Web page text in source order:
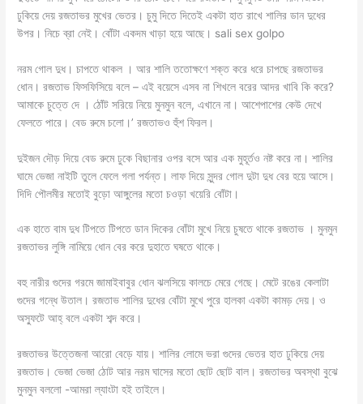
ঢুকিয়ে দেয় রজতাভর মুখের ভেতর। চুমু দিতে দিতেই একটা হাত রাখে শালির ডান দুধের
উপর। নিচে ব্রা নেই। বোঁটা একদম খাড়া হয়ে আছে। sali sex golpo
নরম গোল দুধ। চাপতে থাকল । আর শালি ততোক্ষণে শক্ত করে ধরে চাপছে রজতাভর
ধোন। রজতাভ ফিসফিসিয়ে বলে – এই বয়েসে এসব না শিখলে বরের আদর খাবি কি করে?
আমাকে চুত্তে দে । ঠোঁট সরিয়ে নিয়ে মুনমুন বলে, এখানে না। আশেপাশের কেউ দেখে
ফেলতে পারে। বেড রুমে চলো।’ রজতাভও হুঁশ ফিরল।
দুইজন দৌড় দিয়ে বেড রুমে ঢুকে বিছানার ওপর বসে আর এক মুহূর্তও নষ্ট করে না। শালির
ঘামে ভেজা নাইটি তুলে ফেলে গলা পর্যন্ত। লাফ দিয়ে সুন্দর গোল দুটা দুধ বের হয়ে আসে।
দিদি পৌলমীর মতোই বুড়ো আঙ্গুলের মতো চওড়া খয়েরি বোঁটা।
এক হাতে বাম দুধ টিপতে টিপতে ডান দিকের বোঁটা মুখে নিয়ে চুষতে থাকে রজতাভ । মুনমুন
রজতাভর লুঙ্গি নামিয়ে ধোন বের করে দুহাতে ঘষতে থাকে।
বহু নারীর গুদের গরমে জামাইবাবুর ধোন ঝলসিয়ে কালচে মেরে গেছে। মেটে রঙের কেলাটা
গুদের গন্ধে উতাল। রজতাভ শালির দুধের বোঁটা মুখে পুরে হালকা একটা কামড় দেয়। ও
অস্ফুটে আহ্ বলে একটা শব্দ করে।
রজতাভর উত্তেজনা আরো বেড়ে যায়। শালির লোমে ভরা গুদের ভেতর হাত ঢুকিয়ে দেয়
রজতাভ। ভেজা ভেজা ঠোট আর নরম ঘাসের মতো ছোট ছোট বাল। রজতাভর অবস্থা বুঝে
মুনমুন বললো -আমরা ল্যাংটা হই তাইলে।